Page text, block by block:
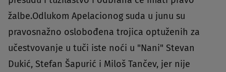
žalbe.Odlukom Apelacionog suda u junu su
pravosnažno oslobođena trojica optuženih za
učestvovanje u tuči iste noći u "Nani" Stevan
Dukić, Stefan Šapurić i Miloš Tančev, jer nije